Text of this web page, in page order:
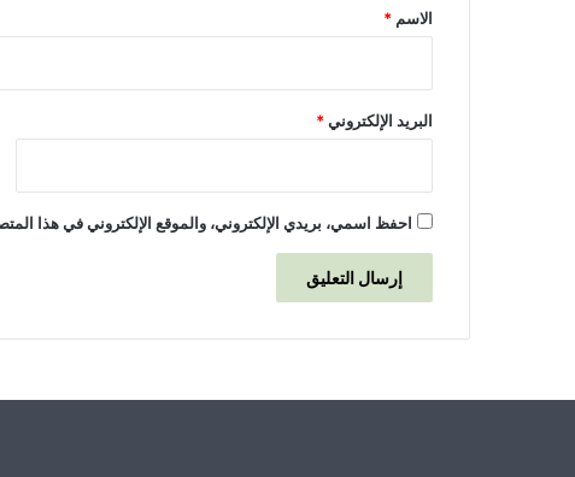
*
الاسم *
البريد الإلكتروني*
احفظ اسمي، بريدي الإلكتروني، والموقع الإلكتروني في هذا